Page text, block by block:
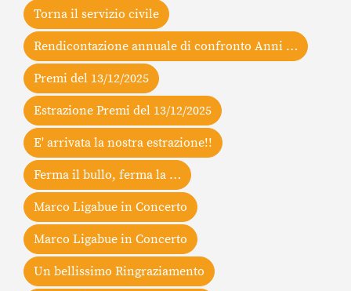
Torna il servizio civile
Rendicontazione annuale di confronto Anni …
Premi del 13/12/2025
Estrazione Premi del 13/12/2025
E' arrivata la nostra estrazione!!
Ferma il bullo, ferma la …
Marco Ligabue in Concerto
Marco Ligabue in Concerto
Un bellissimo Ringraziamento